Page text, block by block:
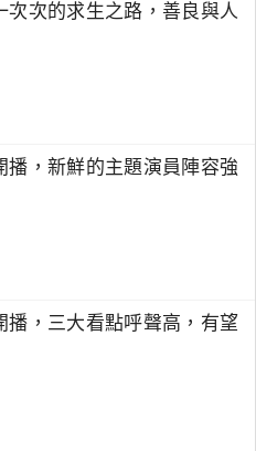
次次的求生之路，善良與人
播，新鮮的主題演員陣容強
，三大看點呼聲高，有望